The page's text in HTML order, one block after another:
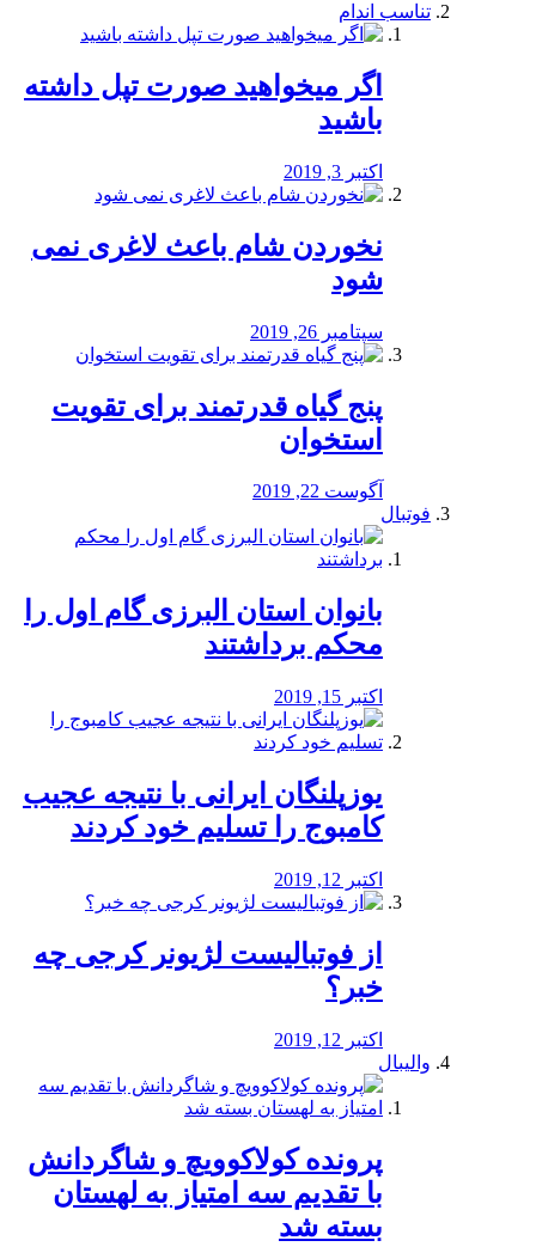
تناسب اندام
اگر میخواهید صورت تپل داشته
باشید
اکتبر 3, 2019
نخوردن شام باعث لاغری نمی
‌شود
سپتامبر 26, 2019
پنج گیاه قدرتمند برای تقویت
استخوان
آگوست 22, 2019
فوتبال
بانوان استان البرزی گام اول را
محكم برداشتند
اکتبر 15, 2019
یوزپلنگان ایرانی با نتیجه عجیب
کامبوج را تسلیم خود کردند
اکتبر 12, 2019
از فوتبالیست لژیونر کرجی چه
خبر؟
اکتبر 12, 2019
والیبال
پرونده کولاکوویچ و شاگردانش
با تقدیم سه امتیاز به لهستان
بسته شد